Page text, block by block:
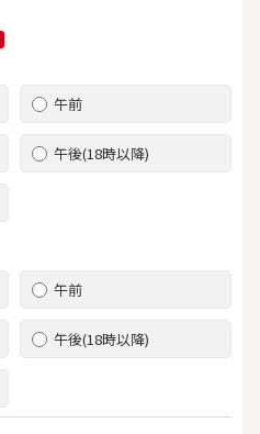
午前
午後(18時以降)
午前
午後(18時以降)